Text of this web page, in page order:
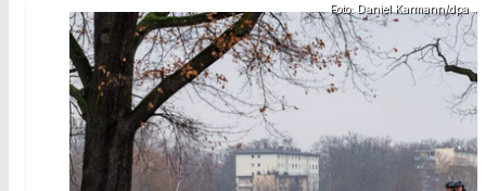
Foto: Daniel Karmann/dpa